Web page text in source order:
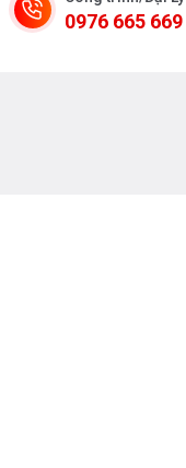
0976 665 669